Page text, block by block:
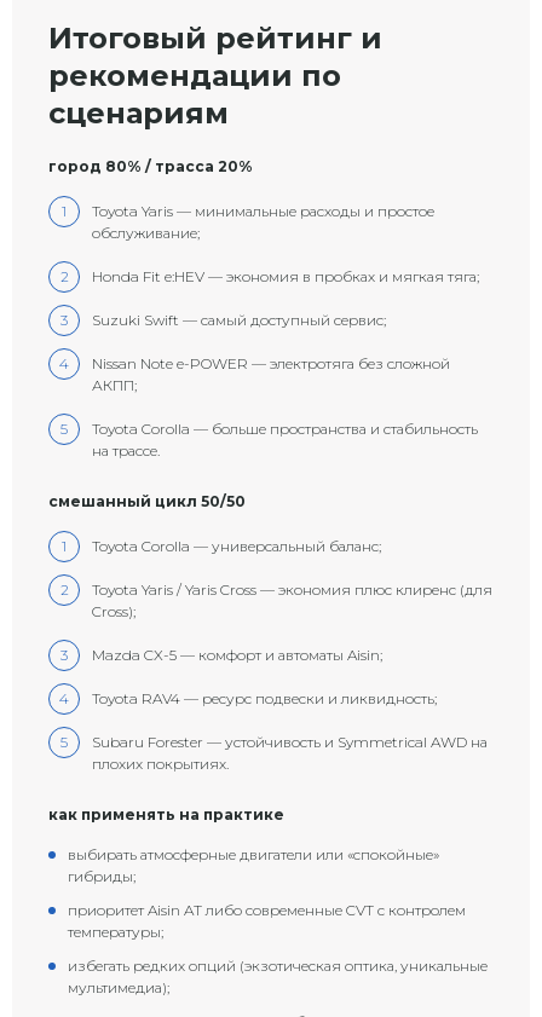
Итоговый рейтинг и
рекомендации по
сценариям
город 80% / трасса 20%
Toyota Yaris — минимальные расходы и простое
обслуживание;
Honda Fit e:HEV — экономия в пробках и мягкая тяга;
Suzuki Swift — самый доступный сервис;
Nissan Note e-POWER — электротяга без сложной
АКПП;
Toyota Corolla — больше пространства и стабильность
на трассе.
смешанный цикл 50/50
Toyota Corolla — универсальный баланс;
Toyota Yaris / Yaris Cross — экономия плюс клиренс (для
Cross);
Mazda CX-5 — комфорт и автоматы Aisin;
Toyota RAV4 — ресурс подвески и ликвидность;
Subaru Forester — устойчивость и Symmetrical AWD на
плохих покрытиях.
как применять на практике
выбирать атмосферные двигатели или «спокойные»
гибриды;
приоритет Aisin AT либо современные CVT с контролем
температуры;
избегать редких опций (экзотическая оптика, уникальные
мультимедиа);